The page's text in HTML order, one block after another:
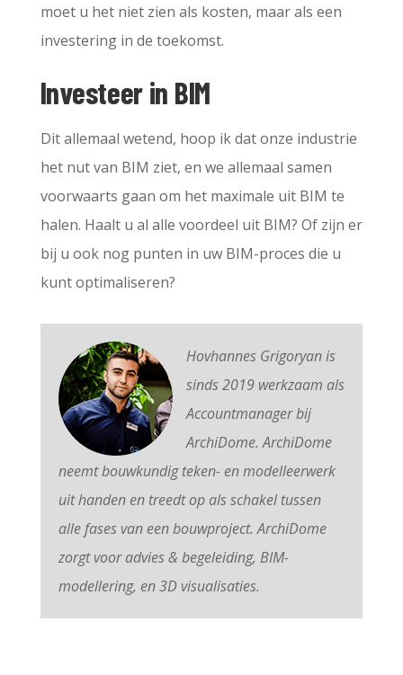
moet u het niet zien als kosten, maar als een
investering in de toekomst.
Investeer in BIM
Dit allemaal wetend, hoop ik dat onze industrie
het nut van BIM ziet, en we allemaal samen
voorwaarts gaan om het maximale uit BIM te
halen. Haalt u al alle voordeel uit BIM? Of zijn er
bij u ook nog punten in uw BIM-proces die u
kunt optimaliseren?
Hovhannes Grigoryan is
sinds 2019 werkzaam als
Accountmanager bij
ArchiDome.ArchiDome
neemt bouwkundig teken- en modelleerwerk
uit handen en treedt op als schakel tussen
alle fases van een bouwproject. ArchiDome
zorgt voor advies & begeleiding, BIM-
modellering, en 3D visualisaties.